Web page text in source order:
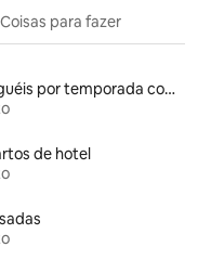
Coisas para fazer
Aluguéis por temporada com suítes privativas
de hotel